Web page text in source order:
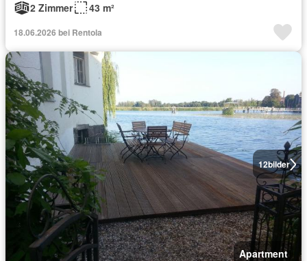
2 Zimmer
43 m²
18.06.2026 bei Rentola
12bilder
Apartment